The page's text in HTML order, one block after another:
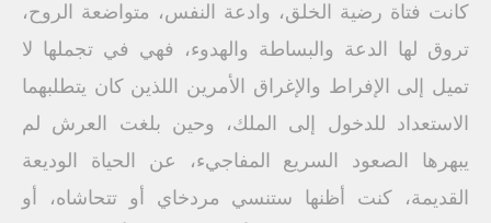
كانت فتاة رضية الخلق، وادعة النفس، متواضعة الروح،
تروق لها الدعة والبساطة والهدوء، فهي في تجملها لا
تميل إلى الإفراط والإغراق الأمرين اللذين كان يتطلبهما
الاستعداد للدخول إلى الملك، وحين بلغت العرش لم
يبهرها الصعود السريع المفاجيء، عن الحياة الوديعة
القديمة، كنت أظنها ستنسي مردخاي أو تتحاشاه، أو